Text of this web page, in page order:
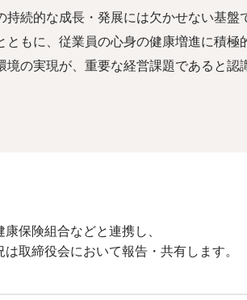
持続的な成長・発展には欠かせない基
ともに、従業員の心身の健康増進に積極
の実現が、重要な経営課題であると認
保険組合などと連携し、
取締役会において報告・共有します。